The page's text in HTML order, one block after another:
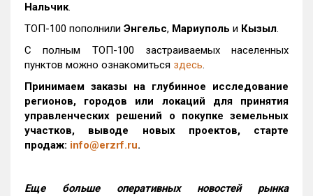
Нальчик.
ТОП-100 пополнили Энгельс, Мариуполь и Кызыл.
С полным ТОП-100 застраиваемых населенных
пунктов можно ознакомиться здесь.
Принимаем заказы на глубинное исследование
регионов, городов или локаций для принятия
управленческих решений о покупке земельных
участков, выводе новых проектов, старте
продаж: info@erzrf.ru.
Еще больше оперативных новостей рынка